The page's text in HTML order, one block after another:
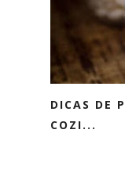
DICAS DE
COZI...